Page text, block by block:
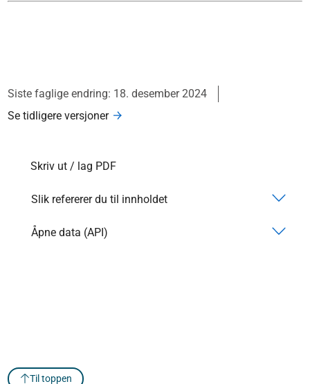
Siste faglige endring: 18. desember 2024
Se tidligere versjoner
Skriv ut / lag PDF
Slik refererer du til innholdet
Åpne data (API)
Til toppen